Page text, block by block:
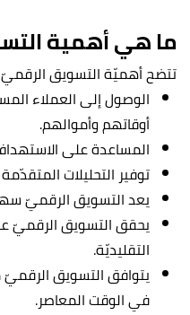
ما هي أهمية
تتضح أهميّة التسويق الرقميّ
الوصول إلى العملاء
أوقاتهم وأموالهم.
المساعدة على
توفير التحليلات
يعد التسويق الرقميّ
يحقق التسويق الرقميّ
التقليديّة.
يتوافق التسويق
في الوقت المعاصر.